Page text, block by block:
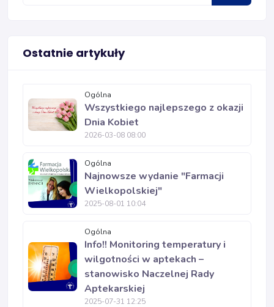
Ostatnie artykuły
Ogólna
Wszystkiego najlepszego z okazji
Dnia Kobiet
2026-03-08 08:00
Ogólna
Najnowsze wydanie "Farmacji
Wielkopolskiej"
2025-08-01 10:04
Ogólna
Info!! Monitoring temperatury i
wilgotności w aptekach –
stanowisko Naczelnej Rady
Aptekarskiej
2025-07-31 12:25